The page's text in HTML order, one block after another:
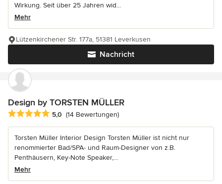
Wirkung. Seit über 25 Jahren wid...
Mehr
Nachricht
Lützenkirchener Str. 177a, 51381 Leverkusen
Design by TORSTEN MÜLLER
Durchschnittliche Bewertung: 5 von 5 Sternen
5,0 (14 Bewertungen)
Torsten Müller Interior Design Torsten Müller ist nicht nur
renommierter Bad/SPA- und Raum-Designer von z.B.
Penthäusern, Key-Note Speaker,...
Mehr